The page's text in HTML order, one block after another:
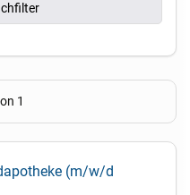
1
(m/w/d